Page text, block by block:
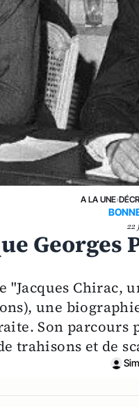
A LA UNE›
22
Georges
"Jacques Chirac,
une
Son
trahisons et de